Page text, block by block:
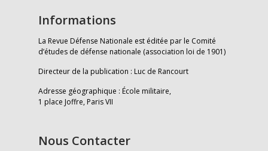
Informations
La Revue Défense Nationale est éditée par le Comité
d’études de défense nationale (association loi de 1901)
Directeur de la publication : Luc de Rancourt
Adresse géographique : École militaire,
1 place Joffre, Paris VII
Nous Contacter